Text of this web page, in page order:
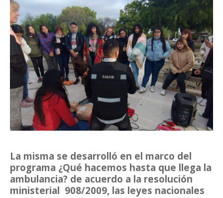
La misma se desarrolló en el marco del
programa ¿Qué hacemos hasta que llega la
ambulancia? de acuerdo a la resolución
ministerial 908/2009, las leyes nacionales